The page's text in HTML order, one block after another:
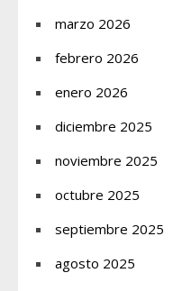
marzo 2026
febrero 2026
enero 2026
diciembre 2025
noviembre 2025
octubre 2025
septiembre 2025
agosto 2025